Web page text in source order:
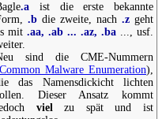
.a ist die erste bekannte
.b die zweite, nach .z geht
mit .aa, .ab ... .az, .ba ..., usf.
sind die CME-Nummern
Common Malware Enumeration),
das Namensdickicht lichten
Dieser Ansatz kommt
vielzu spät und ist